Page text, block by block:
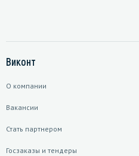
Виконт
О компании
Вакансии
Стать партнером
Госзаказы и тендеры